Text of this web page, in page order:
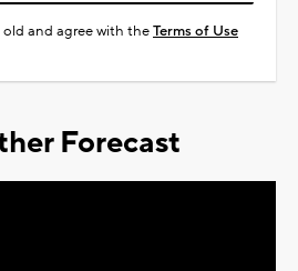
old and agree with theTerms of Use
Forecast